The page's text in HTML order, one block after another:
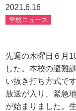
2021.6.16
学校ニュース
先週の木曜日６月
した。本校の避難
い抜き打ち方式で
放送が入り、緊急
が始まりました。